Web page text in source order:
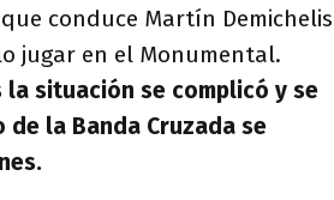
conduce Martín Demichelis
jugar en el Monumental.
situación se complicó y se
la Banda Cruzada se